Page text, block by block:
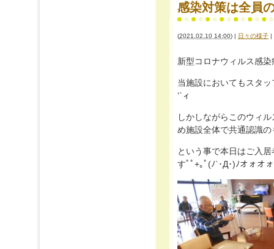
感染対策は全員
(2021.02.10 14:00) | 日々の様子 |
新型コロナウィルス感
当施設においてもスタ
‘`ィ
しかしながらこのウィ
め施設全体で共通認識
という事で本日はご入
すﾟﾟ+｡ﾟ(ﾉ`･Д･)ﾉオォオ